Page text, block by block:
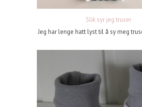
Slik syr jeg truser
Jeg har lenge hatt lyst til å sy meg